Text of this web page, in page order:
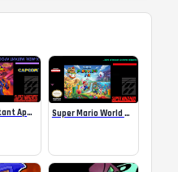
X-Men – Mutant Apocalypse Rebalanced Online Super Mario World Mix Online